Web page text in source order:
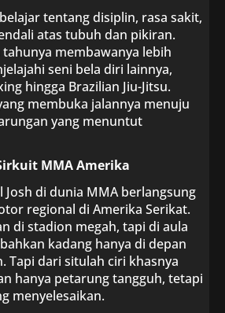
tentang disiplin, rasa sakit,
atas tubuh dan pikiran.
membawanya lebih
seni bela diri lainnya,
hingga Brazilian Jiu-Jitsu.
membuka jalannya menuju
yang menuntut
MMA Amerika
di dunia MMA berlangsung
regional di Amerika Serikat.
di stadion megah, tapi di aula
kadang hanya di depan
Tapi dari situlah ciri khasnya
hanya petarung tangguh, tetapi
menyelesaikan.